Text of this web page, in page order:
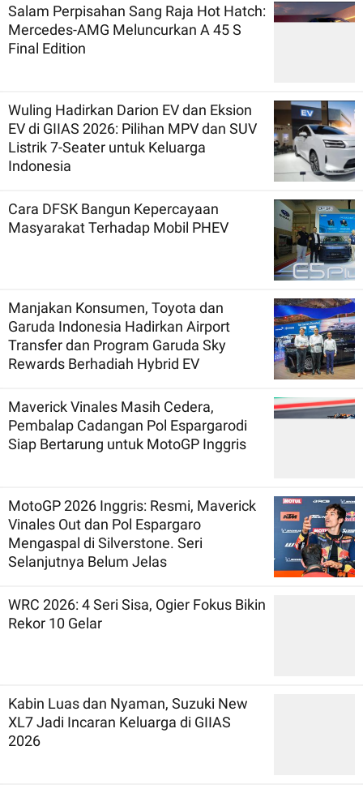
Salam Perpisahan Sang Raja Hot Hatch:
Mercedes-AMG Meluncurkan A 45 S
Final Edition
Wuling Hadirkan Darion EV dan Eksion
EV di GIIAS 2026: Pilihan MPV dan SUV
Listrik 7-Seater untuk Keluarga
Indonesia
Cara DFSK Bangun Kepercayaan
Masyarakat Terhadap Mobil PHEV
Manjakan Konsumen, Toyota dan
Garuda Indonesia Hadirkan Airport
Transfer dan Program Garuda Sky
Rewards Berhadiah Hybrid EV
Maverick Vinales Masih Cedera,
Pembalap Cadangan Pol Espargarodi
Siap Bertarung untuk MotoGP Inggris
MotoGP 2026 Inggris: Resmi, Maverick
Vinales Out dan Pol Espargaro
Mengaspal di Silverstone. Seri
Selanjutnya Belum Jelas
WRC 2026: 4 Seri Sisa, Ogier Fokus Bikin
Rekor 10 Gelar
Kabin Luas dan Nyaman, Suzuki New
XL7 Jadi Incaran Keluarga di GIIAS
2026